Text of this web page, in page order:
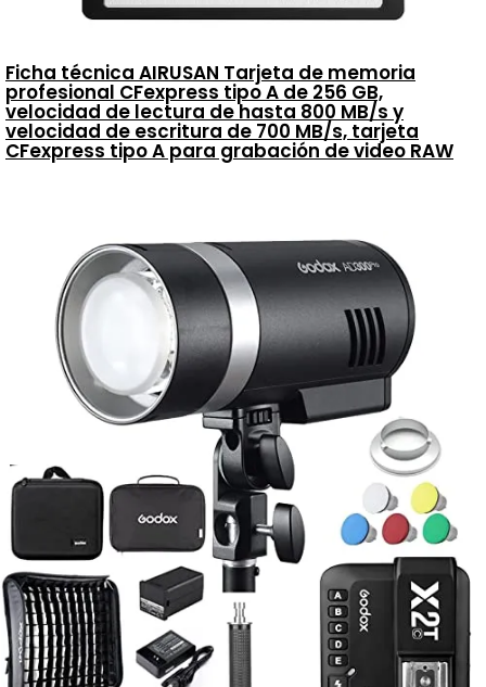
Ficha técnica AIRUSAN Tarjeta de memoria
profesional CFexpress tipo A de 256 GB,
velocidad de lectura de hasta 800 MB/s y
velocidad de escritura de 700 MB/s, tarjeta
CFexpress tipo A para grabación de video RAW